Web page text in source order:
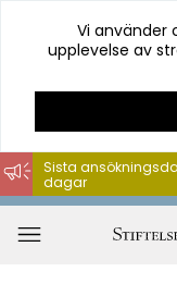
Hoppa
till
innehåll
Vi använder
upplevelse av
Sista
dagar